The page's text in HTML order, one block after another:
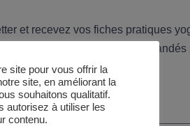
et recevez vos fiches pratiques
et connaître les diplômes
de yoga.
site pour vous offrir la
site, en améliorant la
souhaitons qualitatif.
autorisez à utiliser les
contenu.